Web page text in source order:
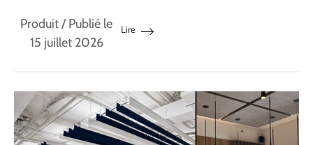
Produit/ Publié le
15 juillet 2026
Lire